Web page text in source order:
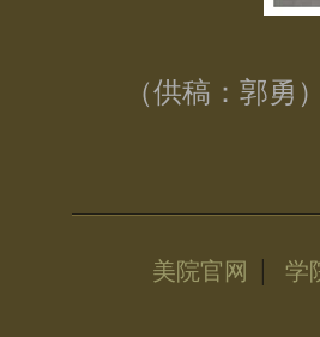
（供稿：郭勇）
美院官网 | 学